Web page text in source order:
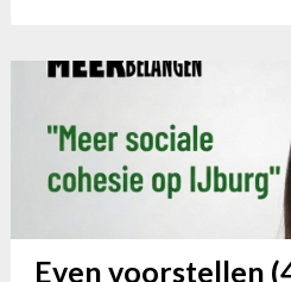
Even voorstellen